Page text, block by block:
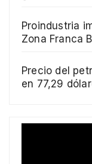
Proindustria
Zona Franca
Precio del
en 77,29